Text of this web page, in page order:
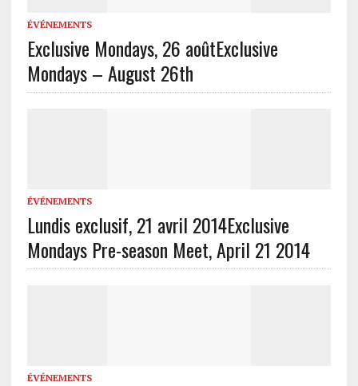
ÉVÉNEMENTS
Exclusive Mondays, 26 aoûtExclusive
Mondays – August 26th
ÉVÉNEMENTS
Lundis exclusif, 21 avril 2014Exclusive
Mondays Pre-season Meet, April 21 2014
ÉVÉNEMENTS